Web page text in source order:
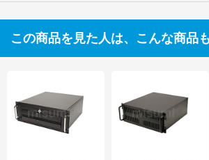
この商品を見た人は、こんな商品